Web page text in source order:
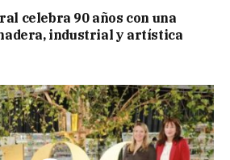
celebra 90 años con una
industrial y artística